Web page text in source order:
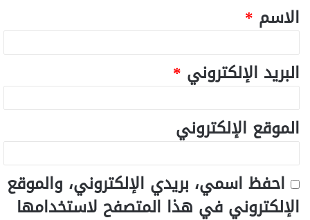
الاسم *
البريد الإلكتروني *
الموقع الإلكتروني
احفظ اسمي، بريدي الإلكتروني، والموقع
الإلكتروني في هذا المتصفح لاستخدامها